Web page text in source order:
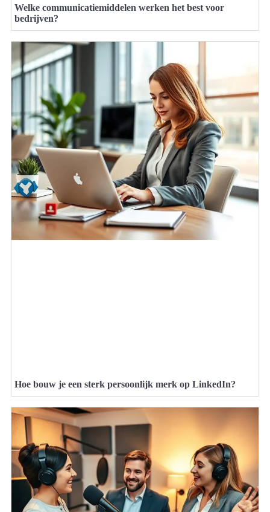
Welke communicatiemiddelen werken het best voor
bedrijven?
Hoe bouw je een sterk persoonlijk merk op LinkedIn?